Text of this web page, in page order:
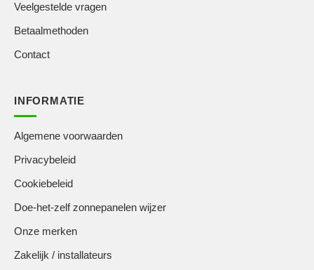
Veelgestelde vragen
Betaalmethoden
Contact
INFORMATIE
Algemene voorwaarden
Privacybeleid
Cookiebeleid
Doe-het-zelf zonnepanelen wijzer
Onze merken
Zakelijk / installateurs